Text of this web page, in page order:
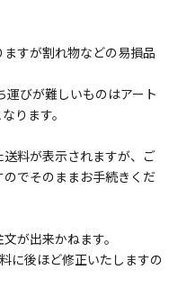
すが割れ物などの易損品
びが難しいものはアート
ります。
料が表示されますが、ご
でそのままお手続きくだ
が出来かねます。
に後ほど修正いたしますの